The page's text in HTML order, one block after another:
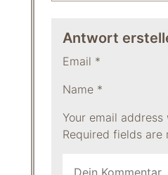
Antwort
Your email
Required fields are
Name *
Email *